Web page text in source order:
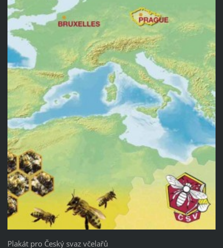
Plakát pro Český svaz včelařů